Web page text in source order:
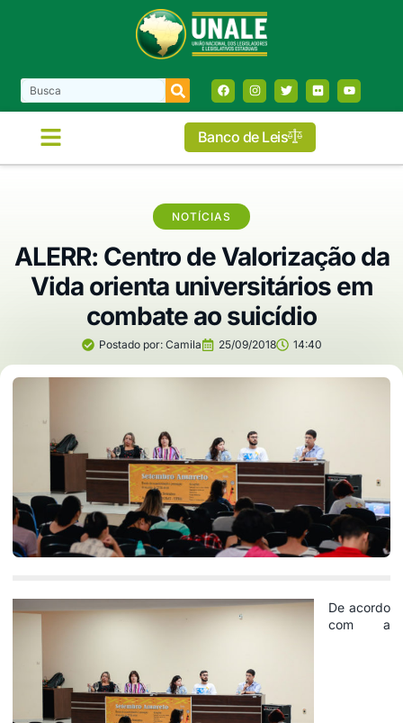
Banco de Leis
NOTÍCIAS
ALERR: Centro de Valorização da
Vida orienta universitários em
combate ao suicídio
Postado por:Camila 25/09/2018 14:40
De acordo
com a